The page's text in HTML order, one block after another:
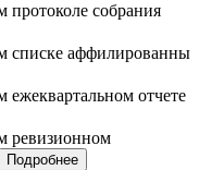
протоколе собрания
списке аффилированны
отчете
ревизионном
Подробнее